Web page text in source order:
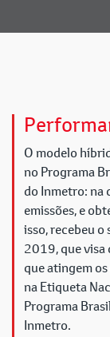
O modelo
no Programa
do Inmetro: na
emissões, e
isso, recebeu
2019, que visa
que atingem
na Etiqueta
Programa
Inmetro.